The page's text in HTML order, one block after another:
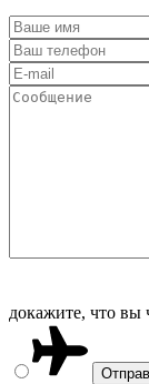
докажите, что вы